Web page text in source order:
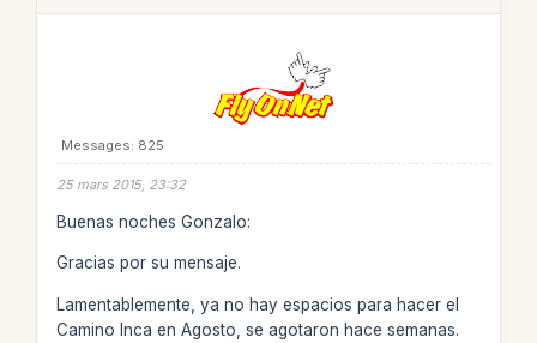
Messages: 825
25 mars 2015, 23:32
Buenas noches Gonzalo:
Gracias por su mensaje.
Lamentablemente, ya no hay espacios para hacer el
Camino Inca en Agosto, se agotaron hace semanas.